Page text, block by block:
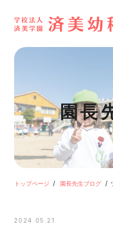
園長
トップページ 園長先生ブログ
2024.05.21